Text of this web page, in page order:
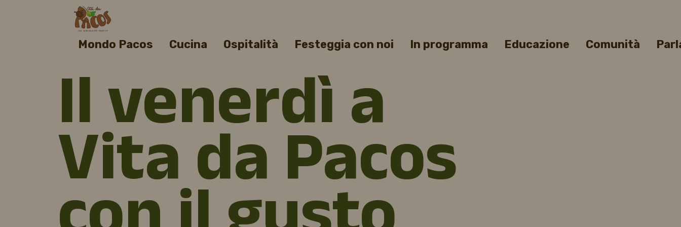
Mondo Pacos Cucina Ospitalità Festeggia con noi In programma Educazione Comunità
Il venerdì a
Vita da Pacos